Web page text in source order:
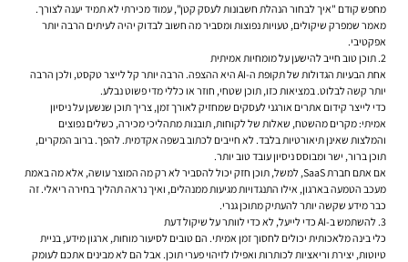
מחפש קודם "איך לבחור הנהלת חשבונות לעסק קטן", עמוד מכירתי לא תמיד יענה לצורך.
מאמר שמפרק שיקולים, טעויות נפוצות ומסביר מה חשוב לבדוק יהיה לעיתים הרבה יותר
אפקטיבי.
2. תוכן טוב חייב להישען על מומחיות אמיתית
אחת הבעיות הגדולות של תקופת ה-AI היא ההצפה. הרבה יותר קל לייצר טקסט, ולכן הרבה
יותר קשה לבלוט. במציאות כזו, תוכן שטחי, חוזר או כללי מדי פשוט נבלע.
כדי לייצר קידום אתרים אורגני לעסקים שמחזיק לאורך זמן, צריך תוכן שנשען על ניסיון
אמיתי: מקרים מהשטח, שאלות של לקוחות, תובנות מתהליכי מכירה, כשלים נפוצים
והמלצות שאינן תיאורטיות בלבד. לא חייבים לכתוב בשפה אקדמית. להפך. ברוב המקרים,
תוכן ברור, ישר ומבוסס ניסיון עובד טוב יותר.
אם אתם חברת SaaS, למשל, תוכן חזק יכול להסביר לא רק מה המוצר עושה, אלא מה באמת
מעכב הטמעה בארגון, אילו התנגדויות מגיעות ממנהלים, ואיך נראה תהליך בחירה ריאלי. זה
כבר מידע שקשה יותר להעתיק מתוכן גנרי.
3. להשתמש ב-AI כדי לייעל, לא כדי לוותר על שיקול דעת
כלי בינה מלאכותית יכולים לחסוך זמן אמיתי. הם טובים לסיעור מוחות, ארגון מידע, בניית
טיוטות, יצירת וריאציות לכותרות ואפילו לזיהוי פערי תוכן. אבל הם לא מבינים אתכם לעומק